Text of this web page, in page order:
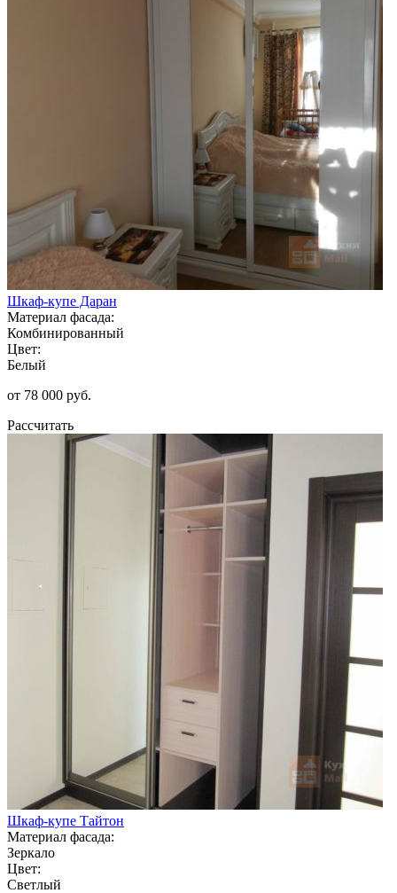
Шкаф-купе Даран
Материал фасада:
Комбинированный
Цвет:
Белый
от 78 000 руб.
Рассчитать
Шкаф-купе Тайтон
Материал фасада:
Зеркало
Цвет:
Светлый